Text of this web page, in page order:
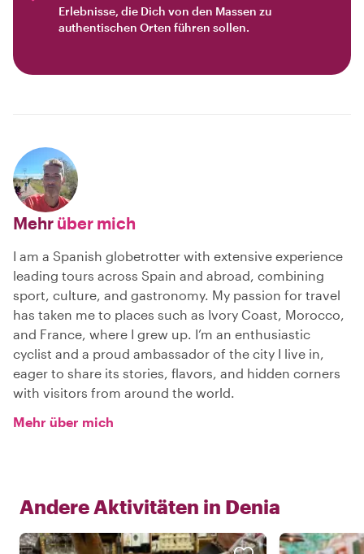
Erlebnisse, die Dich von den Massen zu
authentischen Orten führen sollen.
Mehr über mich
I am a Spanish globetrotter with extensive experience
leading tours across Spain and abroad, combining
sport, culture, and gastronomy. My passion for travel
has taken me to places such as Ivory Coast, Morocco,
and France, where I grew up. I’m an enthusiastic
cyclist and a proud ambassador of the city I live in,
eager to share its stories, flavors, and hidden corners
with visitors from around the world.
Mehr über mich
Andere Aktivitäten in Denia